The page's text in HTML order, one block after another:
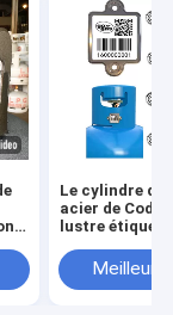
Le cylindre de
acier de Code
lustre
corrosion
Meilleur